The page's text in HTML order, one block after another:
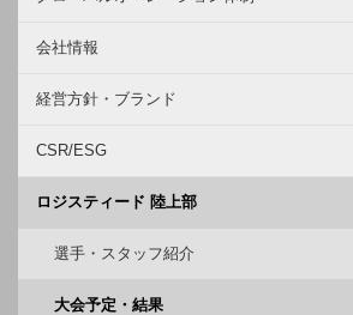
会社情報
経営方針・ブランド
CSR/ESG
ロジスティード 陸上部
選手・スタッフ紹介
大会予定・結果